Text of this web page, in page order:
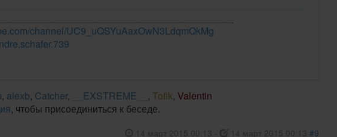
channel/UC9_uQSYuAaxOwN3LdqmQkMg
, alexb, Catcher, __EXSTREME__ , Tofik, Valentin
, чтобы присоединиться к беседе.
14 март 2015 00:13 - 14 март 2015 00:13 #9